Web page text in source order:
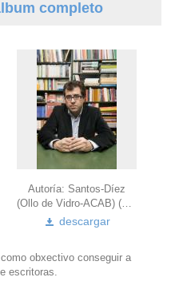
completo
Autoría: Santos-Díez
(Ollo de Vidro-ACAB) (2009)
descargar
obxectivo conseguir a
escritoras.